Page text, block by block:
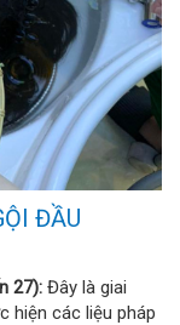
ĐẦU
27): Đây là giai
hiện các liệu pháp